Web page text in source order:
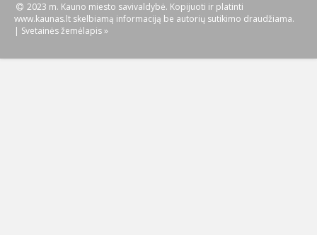
2023 m. Kauno miesto savivaldybė. Kopijuoti ir platinti
www.kaunas.lt skelbiamą informaciją be autorių sutikimo draudžiama.
| Svetainės žemėlapis »